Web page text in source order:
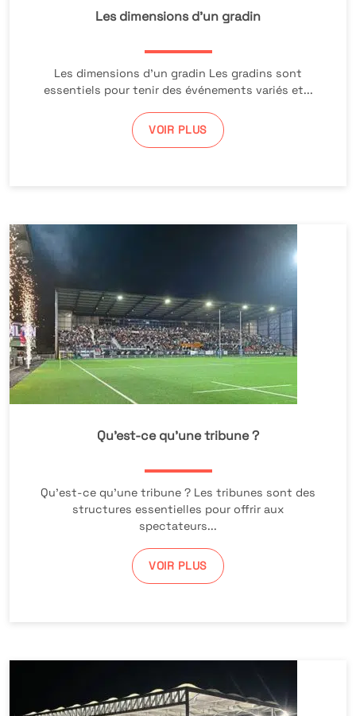
Les dimensions d’un gradin
Les dimensions d’un gradin Les gradins sont
essentiels pour tenir des événements variés et...
VOIR PLUS
Qu’est-ce qu’une tribune ?
Qu’est-ce qu’une tribune ? Les tribunes sont des
structures essentielles pour offrir aux
spectateurs...
VOIR PLUS